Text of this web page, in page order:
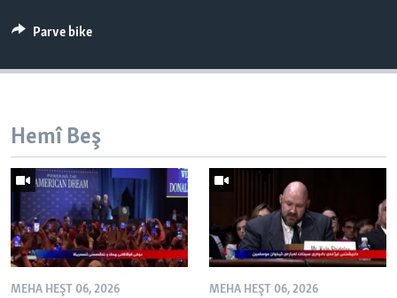
Parve bike
Hemî Beş
MEHA HEŞT 06, 2026 MEHA HEŞT 06, 2026